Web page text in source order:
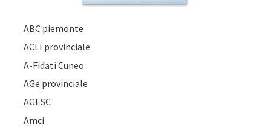
ABC piemonte
ACLI provinciale
A-Fidati Cuneo
AGe provinciale
AGESC
Amci